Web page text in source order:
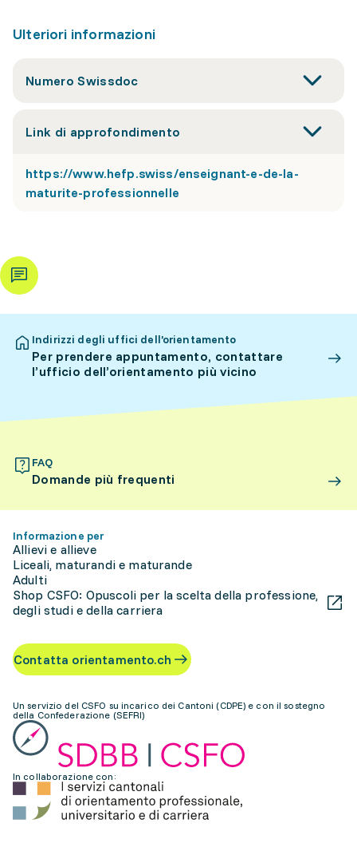
Ulteriori informazioni
Numero Swissdoc
Link di approfondimento
https://www.hefp.swiss/enseignant-e-de-la-
maturite-professionnelle
Indirizzi degli uffici dell’orientamento
Per prendere appuntamento, contattare
l’ufficio dell’orientamento più vicino
FAQ
Domande più frequenti
Informazione per
Allievi e allieve
Liceali, maturandi e maturande
Adulti
Shop CSFO: Opuscoli per la scelta della professione,
degli studi e della carriera
Contatta orientamento.ch
Un servizio del CSFO su incarico dei Cantoni (CDPE) e con il sostegno
della Confederazione (SEFRI)
In collaborazione con: